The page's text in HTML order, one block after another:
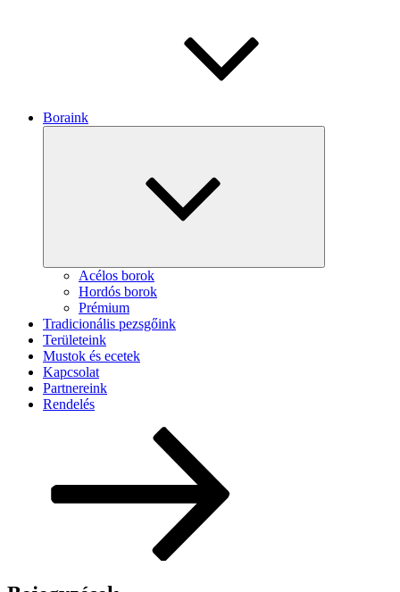
Boraink
Acélos borok
Hordós borok
Prémium
Tradicionális pezsgőink
Területeink
Mustok és ecetek
Kapcsolat
Partnereink
Rendelés